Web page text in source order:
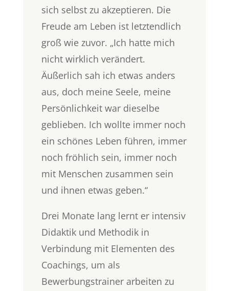
sich selbst zu akzeptieren. Die
Freude am Leben ist letztendlich
groß wie zuvor. „Ich hatte mich
nicht wirklich verändert.
Äußerlich sah ich etwas anders
aus, doch meine Seele, meine
Persönlichkeit war dieselbe
geblieben. Ich wollte immer noch
ein schönes Leben führen, immer
noch fröhlich sein, immer noch
mit Menschen zusammen sein
und ihnen etwas geben.“
Drei Monate lang lernt er intensiv
Didaktik und Methodik in
Verbindung mit Elementen des
Coachings, um als
Bewerbungstrainer arbeiten zu